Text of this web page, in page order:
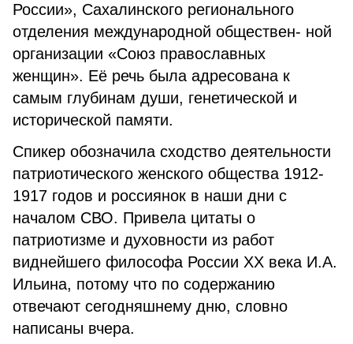
России», Сахалинского регионального
отделения международной обществен- ной
организации «Союз православных
женщин». Её речь была адресована к
самым глубинам души, генетической и
исторической памяти.
Спикер обозначила сходство деятельности
патриотического женского общества 1912-
1917 годов и россиянок в наши дни с
началом СВО. Привела цитаты о
патриотизме и духовности из работ
виднейшего философа России XX века И.А.
Ильина, потому что по содержанию
отвечают сегодняшнему дню, словно
написаны вчера.